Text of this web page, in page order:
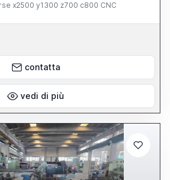
x2500 y1300 z700 c800 CNC
contatta
vedi di più